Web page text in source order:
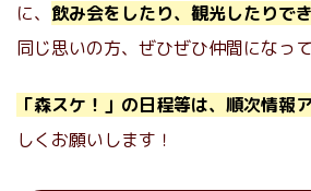
に、 飲み会をしたり、観光したりで
同じ思いの方、ぜひぜひ仲間になっ
「森スケ！」の日程等は、順次情報
しくお願いします！